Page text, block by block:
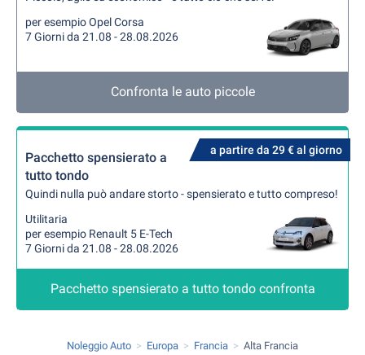
per esempio Opel Corsa
7 Giorni da 21.08 - 28.08.2026
Confronta le auto piccole
a partire da 29 € al giorno
Pacchetto spensierato a
tutto tondo
Quindi nulla può andare storto - spensierato e tutto compreso!
Utilitaria
per esempio Renault 5 E-Tech
7 Giorni da 21.08 - 28.08.2026
Pacchetto spensierato a tutto tondo confronta
Noleggio Auto Europa Francia Alta Francia